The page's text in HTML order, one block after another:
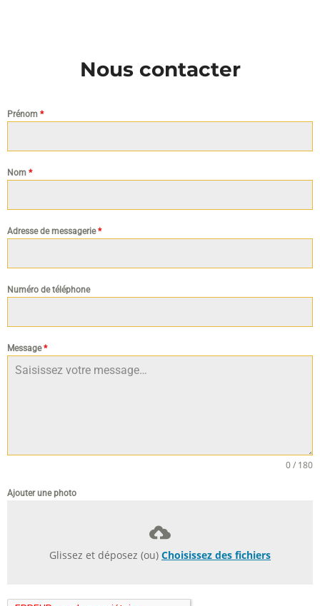
Nous contacter
Prénom *
Nom *
Adresse de messagerie*
Numéro de téléphone
Message*
0 / 180
Ajouter une photo
Glissez et déposez (ou) Choisissez des fichiers